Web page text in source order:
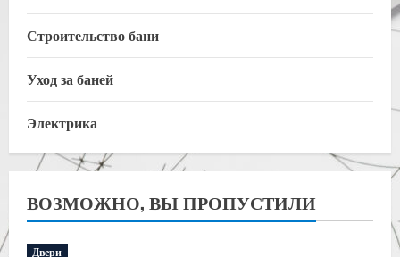
Строительство бани
Уход за баней
Электрика
ВОЗМОЖНО, ВЫ ПРОПУСТИЛИ
Двери